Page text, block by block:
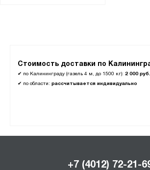
Стоимость доставки по
✔ по Калининграду (газель 4 м, до 1500 кг): 2 000 руб.
✔ по области: рассчитывается индивидуально
+7 (4012) 72-21-